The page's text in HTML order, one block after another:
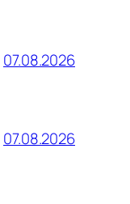
07.08.2026
07.08.2026